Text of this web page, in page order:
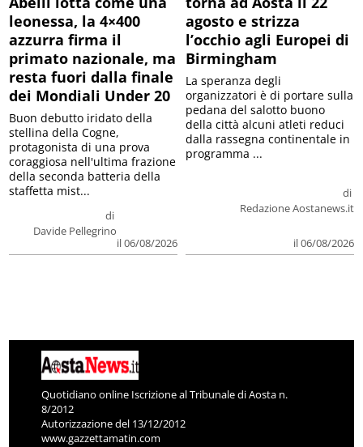
leonessa, la 4×400
azzurra firma il
primato nazionale, ma
resta fuori dalla finale
dei Mondiali Under 20
di
Davide Pellegrino
il 06/08/2026
Buon debutto iridato della
stellina della Cogne,
protagonista di una prova
coraggiosa nell'ultima frazione
della seconda batteria della
staffetta mist...
agosto e strizza
l’occhio agli Europei di
Birmingham
di
Redazione Aostanews.it
il 06/08/2026
La speranza degli
organizzatori è di portare sulla
pedana del salotto buono
della città alcuni atleti reduci
dalla rassegna continentale in
programma ...
Quotidiano online Iscrizione al Tribunale di Aosta n.
8/2012
Autorizzazione del 13/12/2012
www.gazzettamatin.com